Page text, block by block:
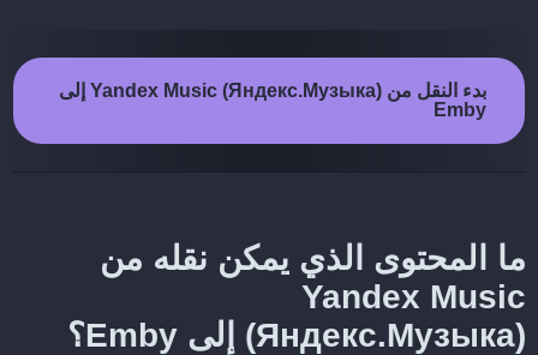
بدء النقل من Yandex Music (Яндекс.Музыка) إلى
Emby
ما المحتوى الذي يمكن نقله من
Yandex Music
(Яндекс.Музыка) إلى Emby؟